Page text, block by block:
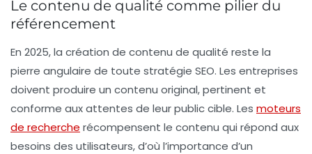
Le contenu de qualité comme pilier du
référencement
En 2025, la création de contenu de qualité reste la
pierre angulaire de toute stratégie SEO. Les entreprises
doivent produire un contenu original, pertinent et
conforme aux attentes de leur public cible. Les moteurs
de recherche récompensent le contenu qui répond aux
besoins des utilisateurs, d’où l’importance d’un